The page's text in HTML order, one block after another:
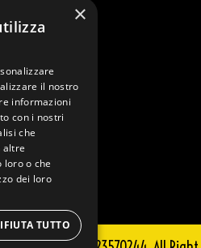
×
il nostro
informazioni
con i nostri
che
altre
loro o che
dei loro
TUTTO